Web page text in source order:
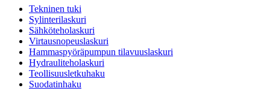
Tekninen tuki
Sylinterilaskuri
Sähköteholaskuri
Virtausnopeuslaskuri
Hammaspyöräpumpun tilavuuslaskuri
Hydrauliteholaskuri
Teollisuusletkuhaku
Suodatinhaku